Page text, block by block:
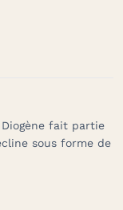
fait partie
sous forme de